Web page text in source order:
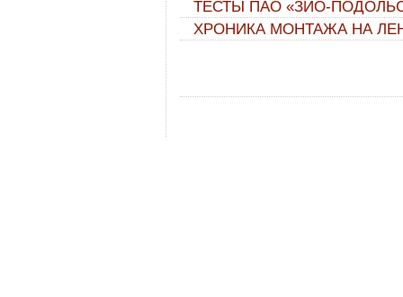
ТЕСТЫ ПАО «ЗИО-
ХРОНИКА МОНТАЖА НА